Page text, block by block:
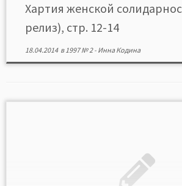
Хартия женской
релиз), стр. 12-14
18.04.2014в1997 № 2- Инна Кодина